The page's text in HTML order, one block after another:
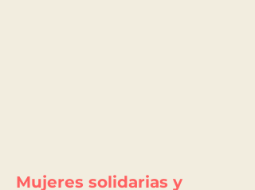
Mujeres solidarias y